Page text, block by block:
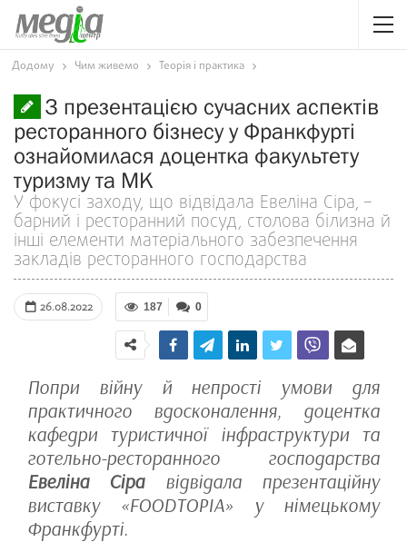
Додому Чим живемо Теорія і практика
З презентацією сучасних аспектів
ресторанного бізнесу у Франкфурті
ознайомилася доцентка факультету
туризму та МК
У фокусі заходу, що відвідала Евеліна Сіра, –
барний і ресторанний посуд, столова білизна й
інші елементи матеріального забезпечення
закладів ресторанного господарства
26.08.2022 0
187
Попри війну й непрості умови для
практичного вдосконалення, доцентка
кафедри туристичної інфраструктури та
готельно-ресторанного господарства
Евеліна Сіравідвідала презентаційну
виставку «FOODTOPIA» у німецькому
Франкфурті.